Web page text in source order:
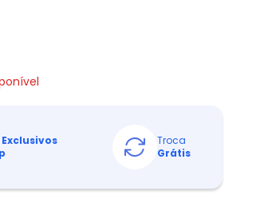
Exclusivos
Troca
Grátis